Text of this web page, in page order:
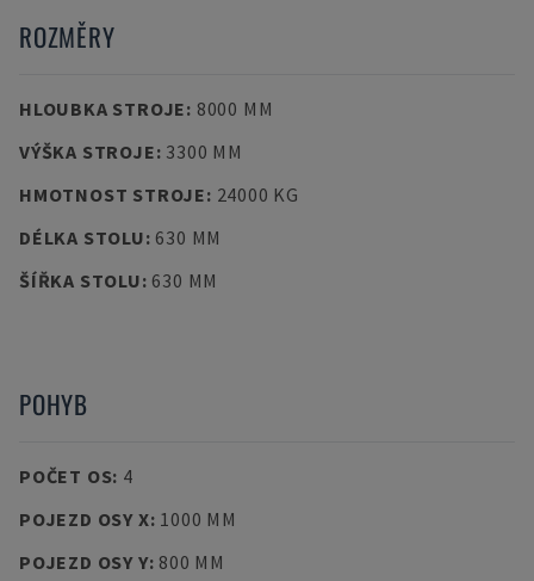
ROZMĚRY
HLOUBKA STROJE: 8000 MM
VÝŠKA STROJE: 3300 MM
HMOTNOST STROJE: 24000 KG
DÉLKA STOLU: 630 MM
ŠÍŘKA STOLU: 630 MM
POHYB
POČET OS: 4
POJEZD OSY X: 1000 MM
POJEZD OSY Y: 800 MM